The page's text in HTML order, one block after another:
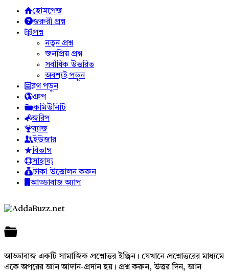
Exploreহোমপেজ
জরুরী প্রশ্ন
প্রশ্ন
নতুন প্রশ্ন
জনপ্রিয় প্রশ্ন
সর্বাধিক উত্তরিত
অবশ্যই পড়ুন
ব্লগ পড়ুন
গ্রুপ
কমিউনিটি
জরিপ
ব্যাজ
ইউজার
বিভাগ
সাহায্য
টাকা উত্তোলন করুন
আড্ডাবাজ অ্যাপ
Footer
আড্ডাবাজ একটি সামাজিক প্রশ্নোত্তর ইঞ্জিন। যেখানে প্রশ্নোত্তরের মাধ্যমে
একে অপরের জ্ঞান আদান-প্রদান হয়। প্রশ্ন করুন, উত্তর দিন, জ্ঞান